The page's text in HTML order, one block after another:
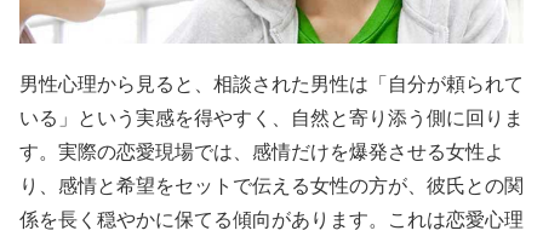
男性心理から見ると、相談された男性は「自分が頼られて
いる」という実感を得やすく、自然と寄り添う側に回りま
す。実際の恋愛現場では、感情だけを爆発させる女性よ
り、感情と希望をセットで伝える女性の方が、彼氏との関
係を長く穏やかに保てる傾向があります。これは恋愛心理